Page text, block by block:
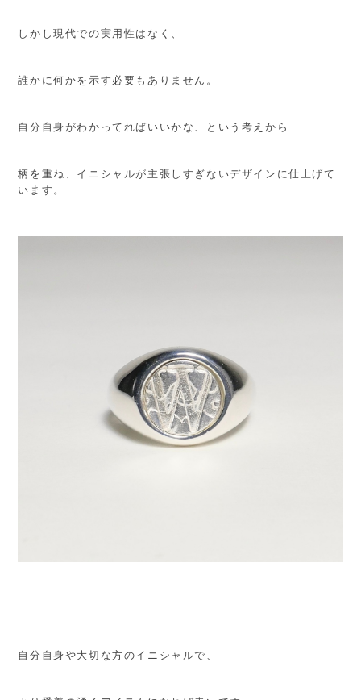
しかし現代での実用性はなく、
誰かに何かを示す必要もありません。
自分自身がわかってればいいかな、という考えから
柄を重ね、イニシャルが主張しすぎないデザインに仕上げて
います。
自分自身や大切な方のイニシャルで、